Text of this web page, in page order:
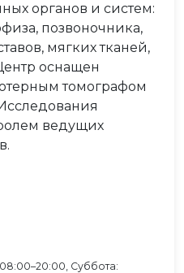
органов и систем:
позвоночника,
мягких тканей,
оснащен
томографом
ведущих
Суббота: